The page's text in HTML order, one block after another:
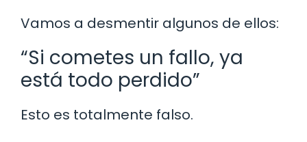
Vamos a desmentir algunos de ellos:
“Si cometes un fallo, ya
está todo perdido”
Esto es totalmente falso.